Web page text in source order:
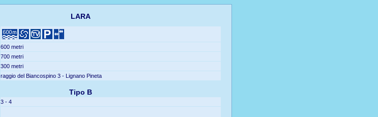
LARA
600 metri
700 metri
300 metri
raggio del Biancospino 3 - Lignano Pineta
Tipo B
3 - 4